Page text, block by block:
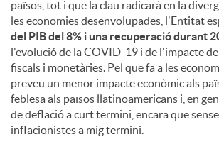
països, tot i que la clau radicarà en la
les economies desenvolupades, l'Entitat
del PIB del 8% i una recuperació durant
l'evolució de la COVID-19 i de l'impacte
fiscals i monetàries. Pel que fa a les
preveu un menor impacte econòmic als
feblesa als països llatinoamericans i, en
de deflació a curt termini, encara que
inflacionistes a mig termini.